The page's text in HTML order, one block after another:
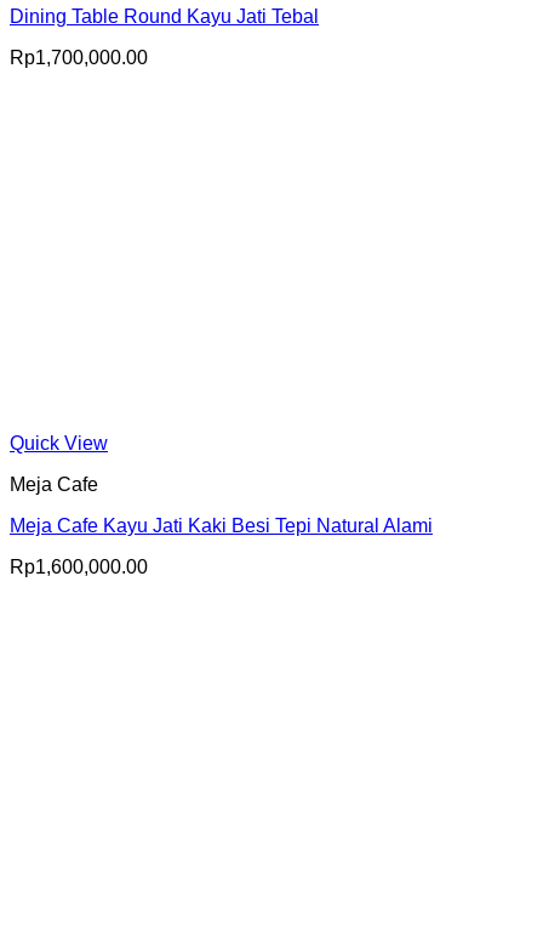
Dining Table Round Kayu Jati Tebal
Rp1,700,000.00
Quick View
Meja Cafe
Meja Cafe Kayu Jati Kaki Besi Tepi Natural Alami
Rp1,600,000.00